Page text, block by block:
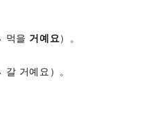
먹을 거예요）。
갈 거예요）。